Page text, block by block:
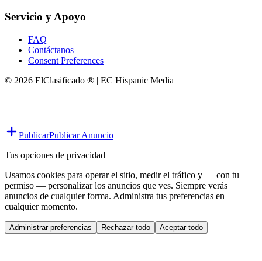
Servicio y Apoyo
FAQ
Contáctanos
Consent Preferences
© 2026 ElClasificado ® | EC Hispanic Media
PublicarPublicar Anuncio
Tus opciones de privacidad
Usamos cookies para operar el sitio, medir el tráfico y — con tu
permiso — personalizar los anuncios que ves. Siempre verás
anuncios de cualquier forma. Administra tus preferencias en
cualquier momento.
Administrar preferencias Rechazar todo Aceptar todo